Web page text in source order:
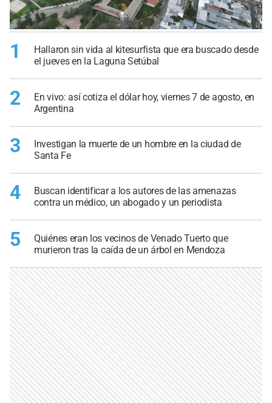
1
Hallaron sin vida al kitesurfista que era buscado desde
el jueves en la Laguna Setúbal
2
En vivo: así cotiza el dólar hoy, viernes 7 de agosto, en
Argentina
3
Investigan la muerte de un hombre en la ciudad de
Santa Fe
4
Buscan identificar a los autores de las amenazas
contra un médico, un abogado y un periodista
5
Quiénes eran los vecinos de Venado Tuerto que
murieron tras la caída de un árbol en Mendoza